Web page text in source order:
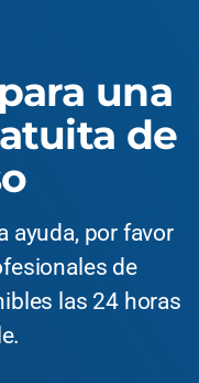
una
de
ayuda, por favor
de
las 24 horas